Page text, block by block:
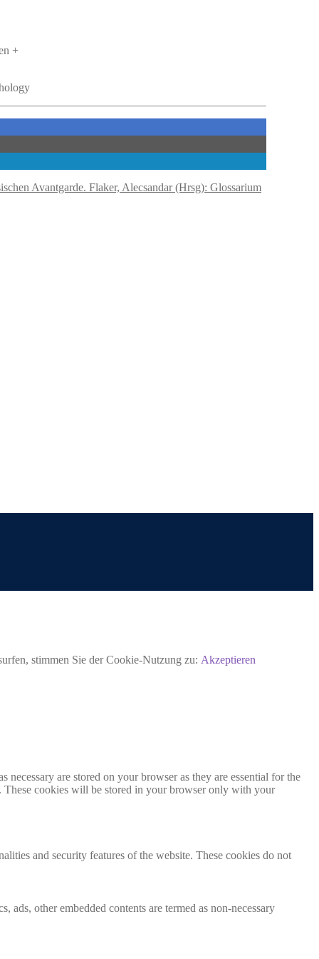
+
Flaker, Alecsandar (Hrsg): Glossarium
stimmen Sie der Cookie-Nutzung zu: Akzeptieren
are stored on your browser as they are essential for the
These cookies will be stored in your browser only with your
and security features of the website. These cookies do not
other embedded contents are termed as non-necessary